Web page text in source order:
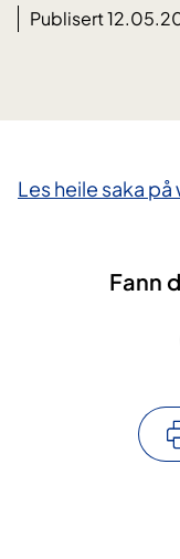
Publisert
Les heile saka
Fann